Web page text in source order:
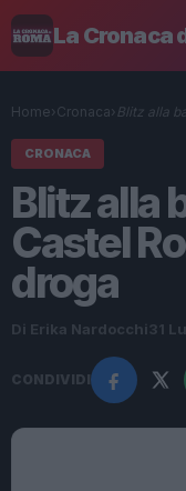
La Cronaca
Home› Cronaca› Blitz alla
CRONACA
Blitz alla
Castel
droga
Di Erika Nardocchi31
CONDIVIDI